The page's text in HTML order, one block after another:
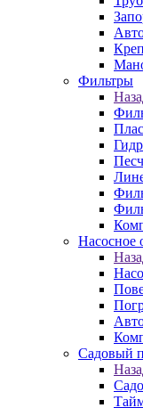
Фильтры
Насосное
Садовый